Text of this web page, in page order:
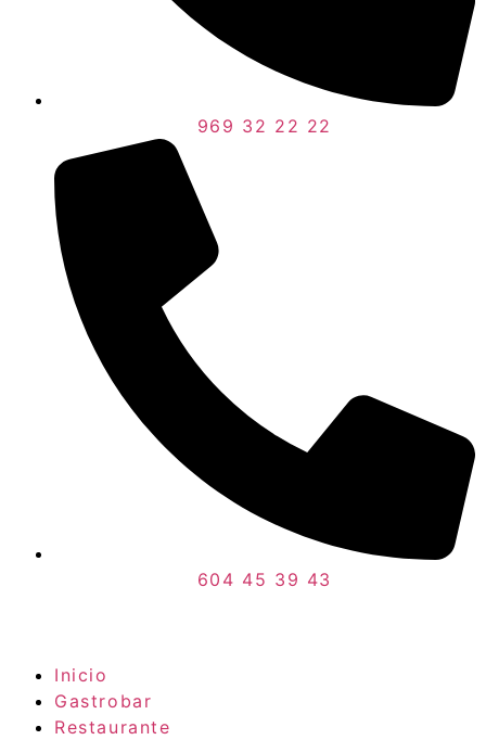
969 32 22 22
604 45 39 43
Inicio
Gastrobar
Restaurante